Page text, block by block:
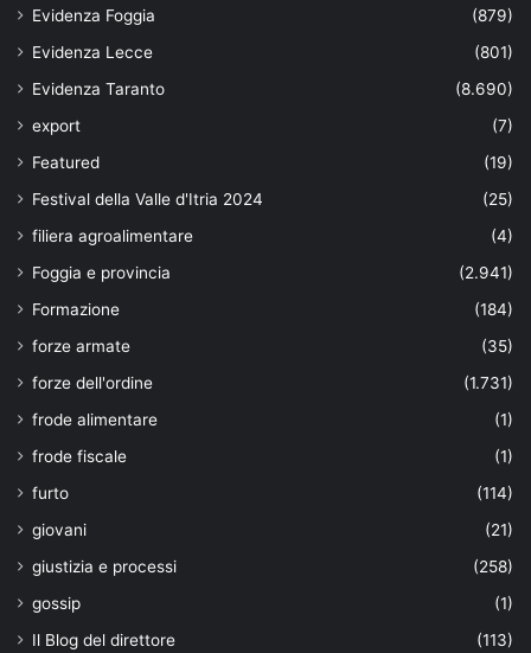
Evidenza Foggia
(879)
Evidenza Lecce
(801)
Evidenza Taranto
(8.690)
export
(7)
Featured
(19)
Festival della Valle d'Itria 2024
(25)
filiera agroalimentare
(4)
Foggia e provincia
(2.941)
Formazione
(184)
forze armate
(35)
forze dell'ordine
(1.731)
frode alimentare
(1)
frode fiscale
(1)
furto
(114)
giovani
(21)
giustizia e processi
(258)
gossip
(1)
Il Blog del direttore
(113)